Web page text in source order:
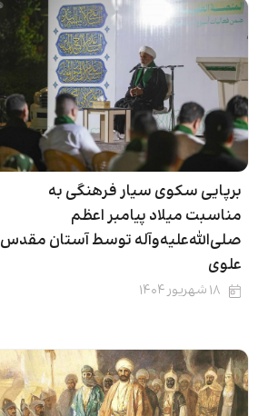
برپایی سکوی سیار فرهنگی به
مناسبت میلاد پیامبر اعظم
صلى‌الله‌علیه‌وآله توسط آستان مقدس
علوی
۱۸ شهریور ۱۴۰۴